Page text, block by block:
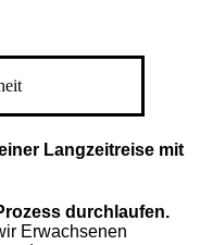
Langzeitreise mit
durchlaufen.
Erwachsenen